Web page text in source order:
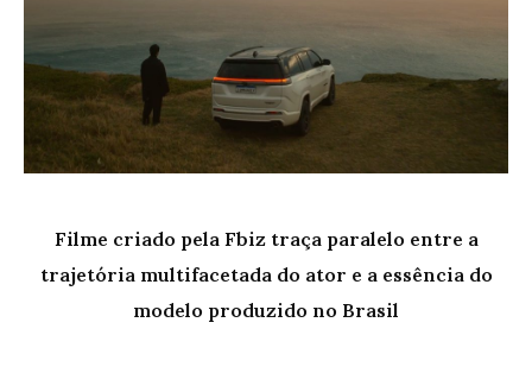
Filme criado pela Fbiz traça paralelo entre a
trajetória multifacetada do ator e a essência do
modelo produzido no Brasil